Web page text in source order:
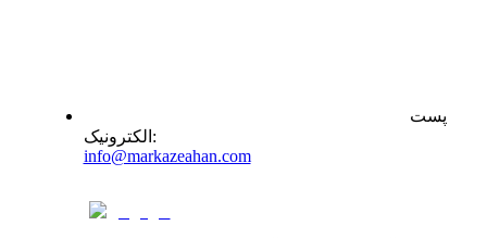
پست
الکترونیک :
info@markazeahan.com